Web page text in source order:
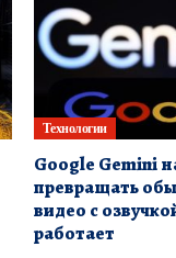
Технологии
Google Gemini
превращать
видео с
работает